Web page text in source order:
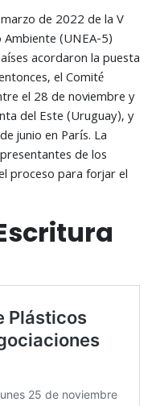
de 2022 de la V
(UNEA-5)
acordaron la puesta
el Comité
el 28 de noviembre y
del Este (Uruguay), y
junio en París. La
de los
proceso para forjar el